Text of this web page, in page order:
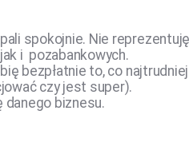
spokojnie. Nie
i pozabankowych.
bezpłatnie to, co
czy jest super).
danego biznesu.